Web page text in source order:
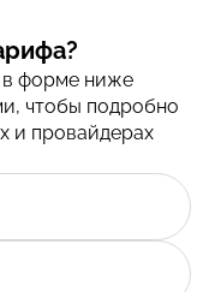
в форме ниже
чтобы подробно
и провайдерах